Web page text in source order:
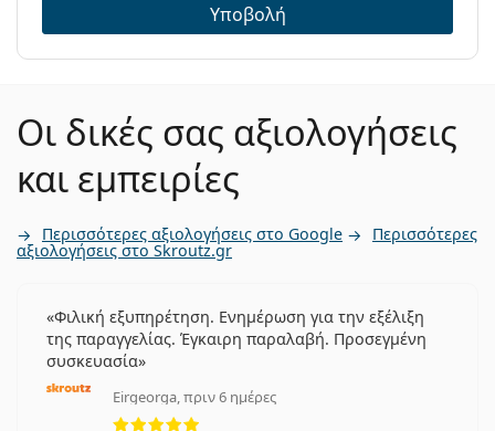
Υποβολή
Οι δικές σας αξιολογήσεις
και εμπειρίες
Περισσότερες αξιολογήσεις στο Google Περισσότερες
αξιολογήσεις στο Skroutz.gr
Φιλική εξυπηρέτηση. Ενημέρωση για την εξέλιξη
της παραγγελίας. Έγκαιρη παραλαβή. Προσεγμένη
συσκευασία
Eirgeorga, πριν 6 ημέρες
5 αξιολογήσεις από 5